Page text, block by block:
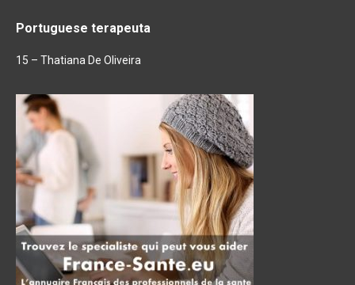
Portuguese terapeuta
15 – Thatiana De Oliveira